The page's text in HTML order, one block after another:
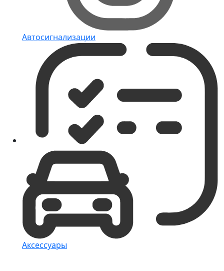
Автосигнализации
Аксессуары